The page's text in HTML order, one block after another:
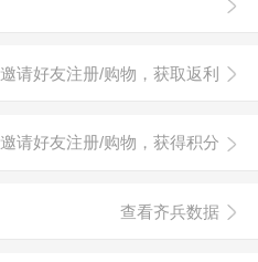
邀请好友注册/购物，获取返利
邀请好友注册/购物，获得积分
查看齐兵数据